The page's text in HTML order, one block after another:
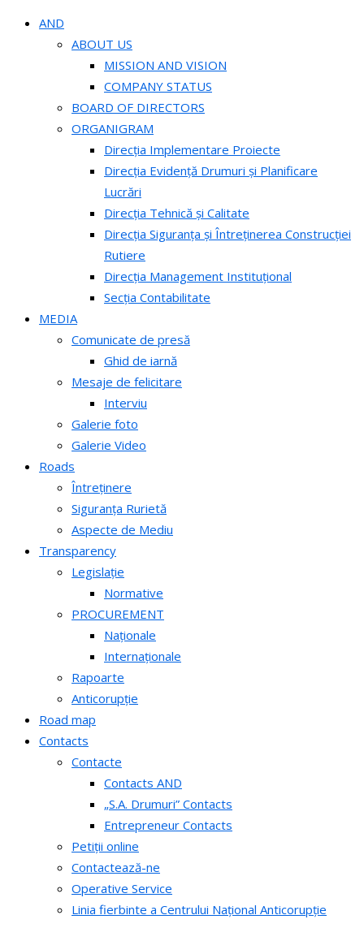
AND
ABOUT US
MISSION AND VISION
COMPANY STATUS
BOARD OF DIRECTORS
ORGANIGRAM
Direcția Implementare Proiecte
Direcția Evidență Drumuri și Planificare
Lucrări
Direcția Tehnică și Calitate
Direcția Siguranța și Întreținerea Construcției
Rutiere
Direcția Management Instituțional
Secția Contabilitate
MEDIA
Comunicate de presă
Ghid de iarnă
Mesaje de felicitare
Interviu
Galerie foto
Galerie Video
Roads
Întreținere
Siguranța Rurietă
Aspecte de Mediu
Transparency
Legislație
Normative
PROCUREMENT
Naționale
Internaționale
Rapoarte
Anticorupție
Road map
Contacts
Contacte
Contacts AND
„S.A. Drumuri” Contacts
Entrepreneur Contacts
Petiții online
Contactează-ne
Operative Service
Linia fierbinte a Centrului Național Anticorupție